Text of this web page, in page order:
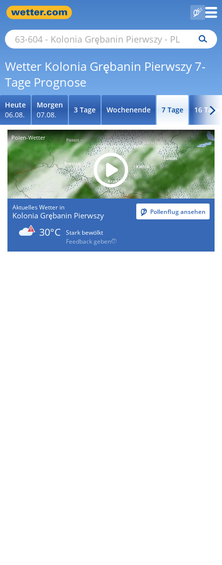
Wetter Kolonia Grębanin Pierwszy 7-
Tage Prognose
Heute
06.08.
Morgen
07.08.
3 Tage Wochenende 7 Tage 16 Tage
Polen-Wetter
Aktuelles Wetter in
Kolonia Grębanin Pierwszy Pollenflug ansehen
30°C
Stark bewölkt
Feedback geben